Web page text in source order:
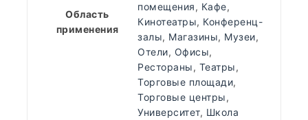
Область
применения
помещения, Кафе,
Кинотеатры, Конференц-
залы, Магазины, Музеи,
Отели, Офисы,
Рестораны, Театры,
Торговые площади,
Торговые центры,
Университет, Школа